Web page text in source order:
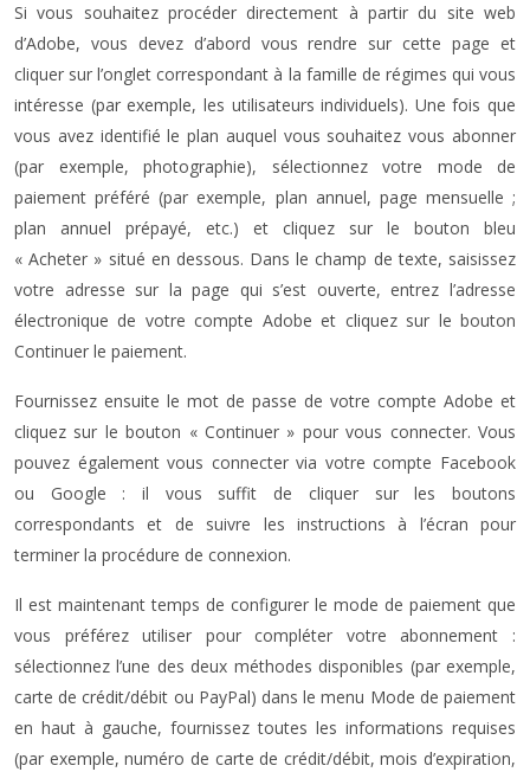
Si vous souhaitez procéder directement à partir du site web
d’Adobe, vous devez d’abord vous rendre sur cette page et
cliquer sur l’onglet correspondant à la famille de régimes qui vous
intéresse (par exemple, les utilisateurs individuels). Une fois que
vous avez identifié le plan auquel vous souhaitez vous abonner
(par exemple, photographie), sélectionnez votre mode de
paiement préféré (par exemple, plan annuel, page mensuelle ;
plan annuel prépayé, etc.) et cliquez sur le bouton bleu
« Acheter » situé en dessous. Dans le champ de texte, saisissez
votre adresse sur la page qui s’est ouverte, entrez l’adresse
électronique de votre compte Adobe et cliquez sur le bouton
Continuer le paiement.
Fournissez ensuite le mot de passe de votre compte Adobe et
cliquez sur le bouton « Continuer » pour vous connecter. Vous
pouvez également vous connecter via votre compte Facebook
ou Google : il vous suffit de cliquer sur les boutons
correspondants et de suivre les instructions à l’écran pour
terminer la procédure de connexion.
Il est maintenant temps de configurer le mode de paiement que
vous préférez utiliser pour compléter votre abonnement :
sélectionnez l’une des deux méthodes disponibles (par exemple,
carte de crédit/débit ou PayPal) dans le menu Mode de paiement
en haut à gauche, fournissez toutes les informations requises
(par exemple, numéro de carte de crédit/débit, mois d’expiration,